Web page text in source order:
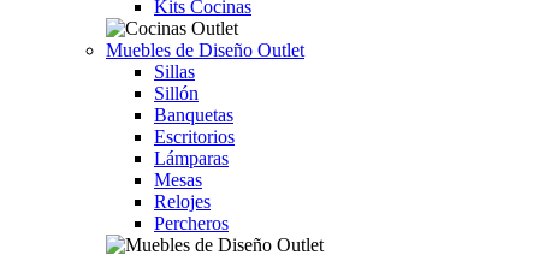
Kits Cocinas
Muebles de Diseño Outlet
Sillas
Sillón
Banquetas
Escritorios
Lámparas
Mesas
Relojes
Percheros